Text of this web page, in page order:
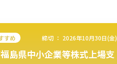
その他
すめ 締切 ： 2026年10月30日(金)
島県中小企業等株式上場支